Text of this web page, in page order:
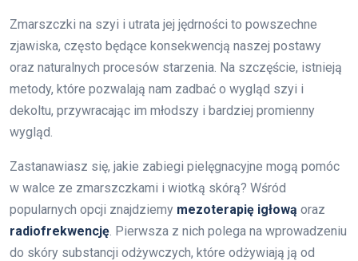
Zmarszczki na szyi i utrata jej jędrności to powszechne
zjawiska, często będące konsekwencją naszej postawy
oraz naturalnych procesów starzenia. Na szczęście, istnieją
metody, które pozwalają nam zadbać o wygląd szyi i
dekoltu, przywracając im młodszy i bardziej promienny
wygląd.
Zastanawiasz się, jakie zabiegi pielęgnacyjne mogą pomóc
w walce ze zmarszczkami i wiotką skórą? Wśród
popularnych opcji znajdziemy mezoterapię igłową oraz
radiofrekwencję. Pierwsza z nich polega na wprowadzeniu
do skóry substancji odżywczych, które odżywiają ją od